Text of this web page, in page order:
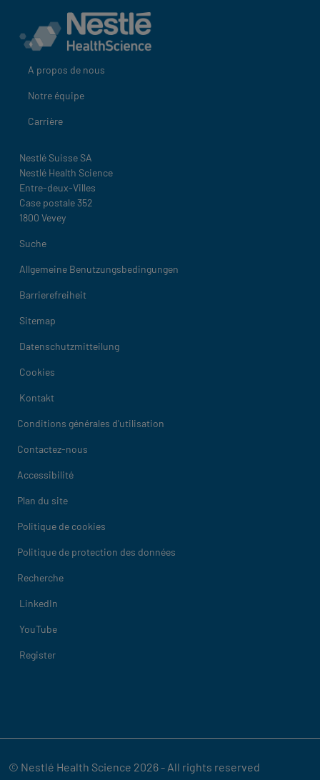
A propos de nous
Notre équipe
Carrière
Nestlé Suisse SA
Nestlé Health Science
Entre-deux-Villes
Case postale 352
1800 Vevey
Legal
Suche
Allgemeine Benutzungsbedingungen
Barrierefreiheit
Sitemap
Datenschutzmitteilung
Cookies
Kontakt
Legal
Conditions générales d'utilisation
Contactez-nous
Accessibilité
Plan du site
Politique de cookies
Politique de protection des données
Recherche
Social
LinkedIn
YouTube
Register
© Nestlé Health Science 2026 - All rights reserved